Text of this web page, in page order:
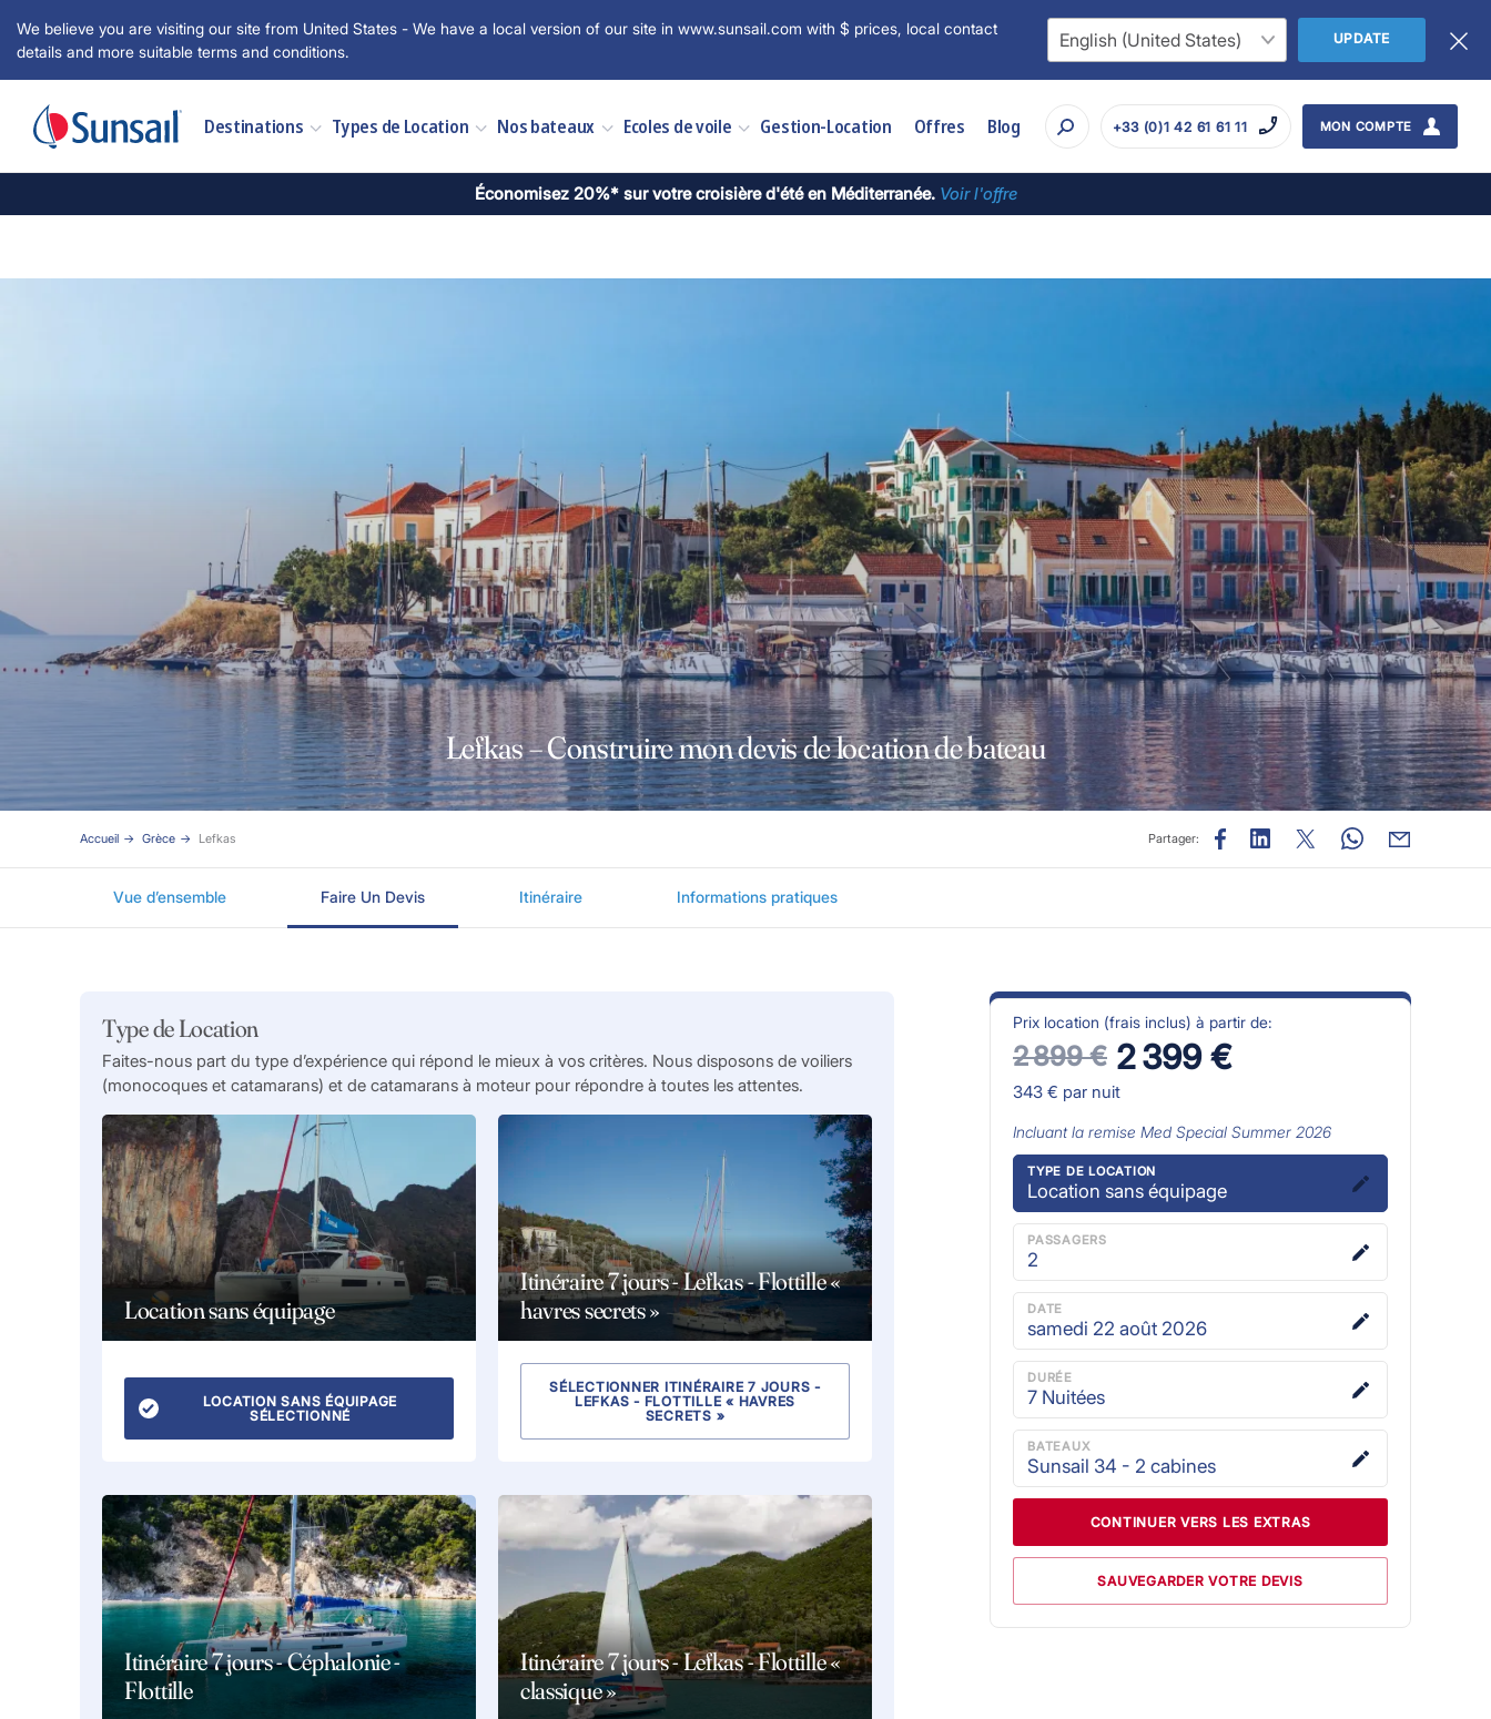
We believe you are visiting our site from United States - We have a local version of our site in www.sunsail.com with $ prices, local contact
details and more suitable terms and conditions.
UPDATE
Destinations Types de Location Nos bateaux Ecoles de voile Gestion-Location Offres Blog +33 (0)1 42 61 61 11 MON COMPTE
Économisez 20%* sur votre croisière d'été en Méditerranée. Voir l'offre
Lefkas – Construire mon devis de location de bateau
Accueil Grèce Lefkas Partager:
Vue d’ensemble Faire Un Devis Itinéraire Informations pratiques
Type de Location
Faites-nous part du type d’expérience qui répond le mieux à vos critères. Nous disposons de voiliers
(monocoques et catamarans) et de catamarans à moteur pour répondre à toutes les attentes.
Location sans équipage
LOCATION SANS ÉQUIPAGE
SÉLECTIONNÉ
Itinéraire 7 jours - Lefkas - Flottille «
havres secrets »
SÉLECTIONNER ITINÉRAIRE 7 JOURS -
LEFKAS - FLOTTILLE « HAVRES
SECRETS »
Itinéraire 7 jours - Céphalonie -
Flottille
Itinéraire 7 jours - Lefkas - Flottille «
classique »
Prix location (frais inclus) à partir de:
2 899 € 2 399 €
343 € par nuit
Incluant la remise Med Special Summer 2026
TYPE DE LOCATION
Location sans équipage
PASSAGERS
2
DATE
samedi 22 août 2026
DURÉE
7 Nuitées
BATEAUX
Sunsail 34 - 2 cabines
CONTINUER VERS LES EXTRAS
SAUVEGARDER VOTRE DEVIS